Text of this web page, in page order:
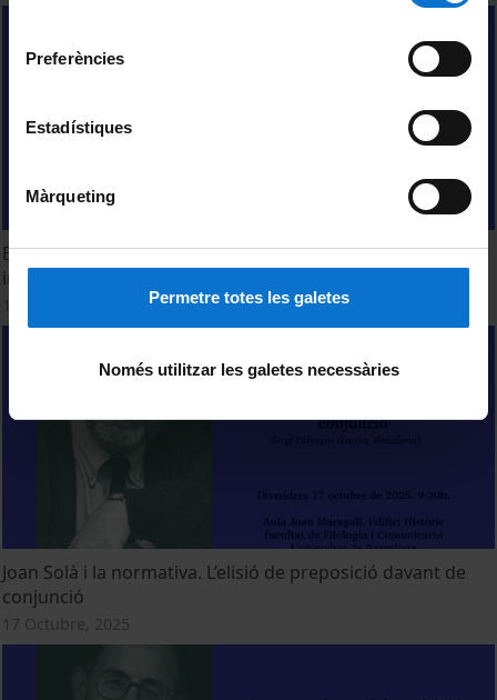
Preferències
Estadístiques
Màrqueting
Permetre totes les galetes
Només utilitzar les galetes necessàries
Els límits de la pronominalització: un estudi
inter-/intradialectal
Joan Solà i la normativa. L’elisió de preposició davant de
conjunció
17 Octubre, 2025